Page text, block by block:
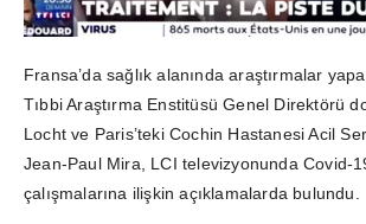
Fransa’da sağlık alanında araştırmalar
Tıbbi Araştırma Enstitüsü Genel Direktörü
Locht ve Paris’teki Cochin Hastanesi Acil
Jean-Paul Mira, LCI televizyonunda Covid-
çalışmalarına ilişkin açıklamalarda bulundu.